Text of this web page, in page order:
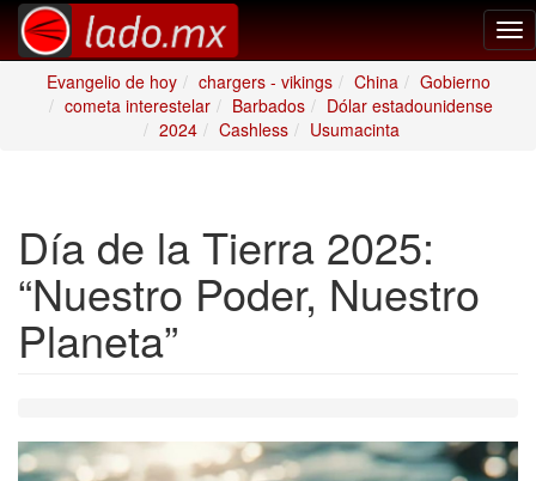
Evangelio de hoy
chargers - vikings China
Gobierno
cometa interestelar
Barbados
Dólar estadounidense
2024
Cashless Usumacinta
Día de la Tierra 2025:
“Nuestro Poder, Nuestro
Planeta”